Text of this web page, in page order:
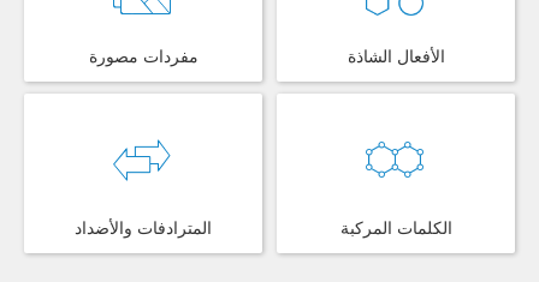
مفردات مصورة الأفعال الشاذة
المترادفات والأضداد الكلمات المركبة